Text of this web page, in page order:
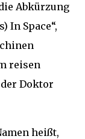
Abkürzung
In Space“,
reisen
Doktor
heißt,